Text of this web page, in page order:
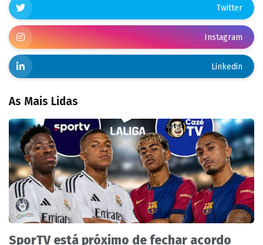
Twitter
Instagram
Linkedin
As Mais Lidas
SporTV está próximo de fechar acordo